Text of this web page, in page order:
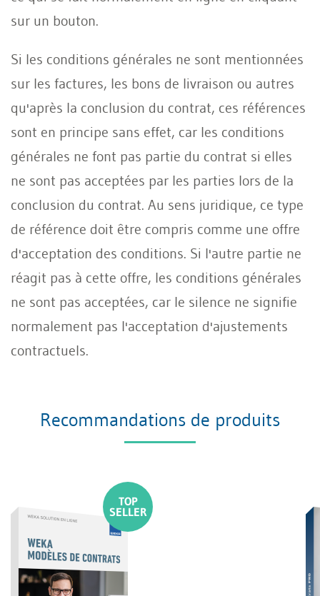
sur un bouton.
Si les conditions générales ne sont mentionnées
sur les factures, les bons de livraison ou autres
qu'après la conclusion du contrat, ces références
sont en principe sans effet, car les conditions
générales ne font pas partie du contrat si elles
ne sont pas acceptées par les parties lors de la
conclusion du contrat. Au sens juridique, ce type
de référence doit être compris comme une offre
d'acceptation des conditions. Si l'autre partie ne
réagit pas à cette offre, les conditions générales
ne sont pas acceptées, car le silence ne signifie
normalement pas l'acceptation d'ajustements
contractuels.
Recommandations de produits